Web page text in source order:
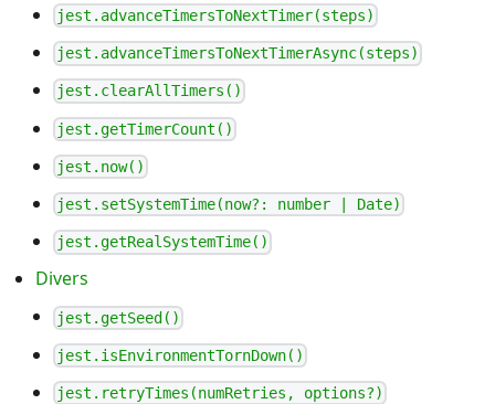
jest.advanceTimersToNextTimer(steps)
jest.advanceTimersToNextTimerAsync(steps)
jest.clearAllTimers()
jest.getTimerCount()
jest.now()
jest.setSystemTime(now?: number | Date)
jest.getRealSystemTime()
Divers
jest.getSeed()
jest.isEnvironmentTornDown()
jest.retryTimes(numRetries, options?)